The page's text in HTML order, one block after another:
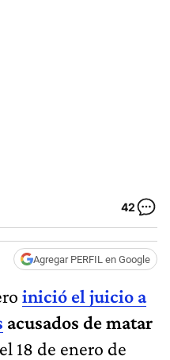
42
Agregar PERFIL en Google
inició el juicio a
acusados de matar
18 de enero de